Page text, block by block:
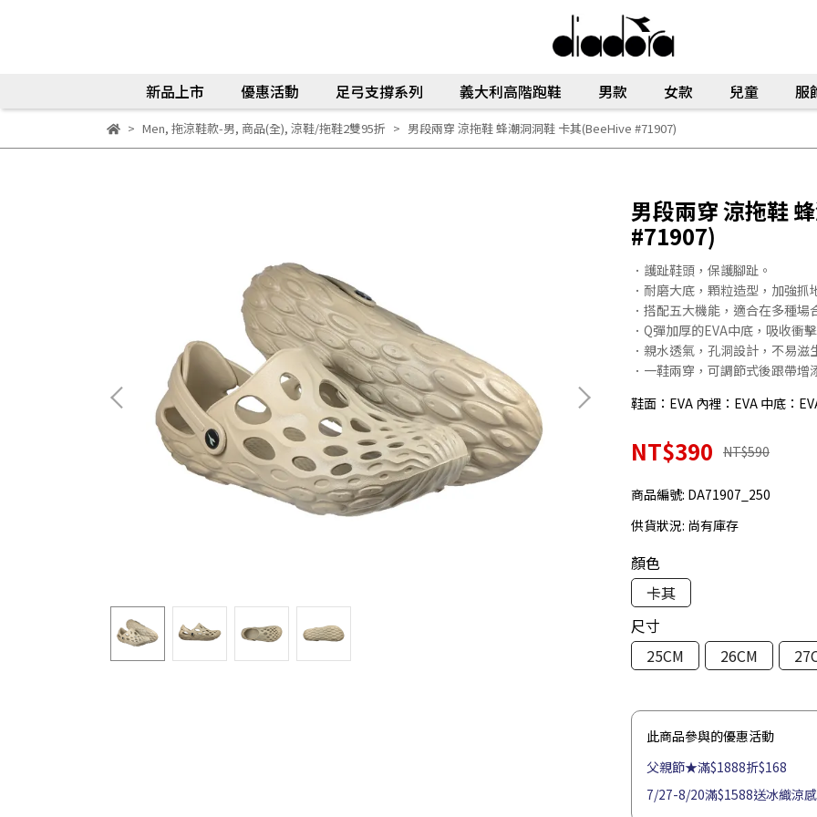
新品上市 優惠活動 足弓支撐系列 義大利高階跑鞋 男款 女款 兒童 服
Men, 拖涼鞋款-男, 商品(全), 涼鞋/拖鞋2雙95折 男段兩穿 涼拖鞋 蜂潮洞洞鞋 卡其(BeeHive #71907)
男段兩穿 涼拖鞋
#71907)
．護趾鞋頭，保護腳趾。
．耐磨大底，顆粒造型，加強抓
．搭配五大機能，適合在多種場
．Q彈加厚的EVA中底，吸收衝
．親水透氣，孔洞設計，不易
．一鞋兩穿，可調節式後跟帶
鞋面：EVA 內裡：EVA 中底：
NT$390 NT$590
商品編號: DA71907_250
供貨狀況: 尚有庫存
顏色
卡其
尺寸
25CM
26CM
此商品參與的優惠活動
父親節★滿$1888折$168
7/27-8/20滿$1588送冰織涼